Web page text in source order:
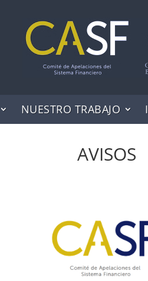
NUESTRO TRABAJO
AVISOS